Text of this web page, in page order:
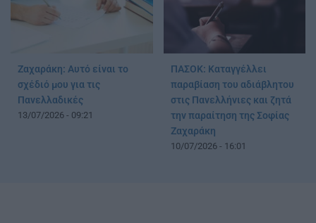
Ζαχαράκη: Αυτό είναι το
σχέδιό μου για τις
Πανελλαδικές
13/07/2026 - 09:21
ΠΑΣΟΚ: Καταγγέλλει
παραβίαση του αδιάβλητου
στις Πανελλήνιες και ζητά
την παραίτηση της Σοφίας
Ζαχαράκη
10/07/2026 - 16:01